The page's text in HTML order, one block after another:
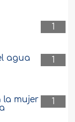
1
1
agua
1
la mujer